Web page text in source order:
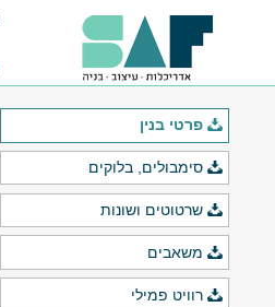
פרטי בנין
סימבולים, בלוקים
שרטוטים ושונות
משאבים
רוויט פמילי